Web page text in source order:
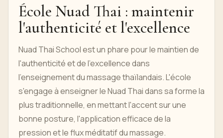
École Nuad Thai : maintenir
l'authenticité et l'excellence
Nuad Thai School est un phare pour le maintien de
l'authenticité et de l'excellence dans
l'enseignement du massage thaïlandais. L'école
s'engage à enseigner le Nuad Thai dans sa forme la
plus traditionnelle, en mettant l'accent sur une
bonne posture, l'application efficace de la
pression et le flux méditatif du massage.